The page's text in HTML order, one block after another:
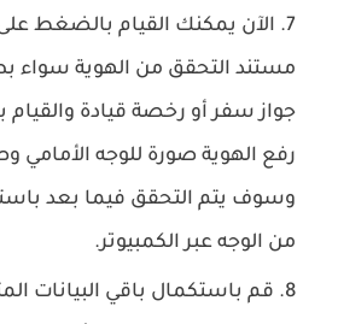
الآن يمكنك القيام بالضغط
مستند التحقق من الهوية سواء
جواز سفر أو رخصة قيادة
رفع الهوية صورة للوجه الأمامي
وسوف يتم التحقق فيما بعد
من الوجه عبر الكمبيوتر.
قم باستكمال باقي البيانات